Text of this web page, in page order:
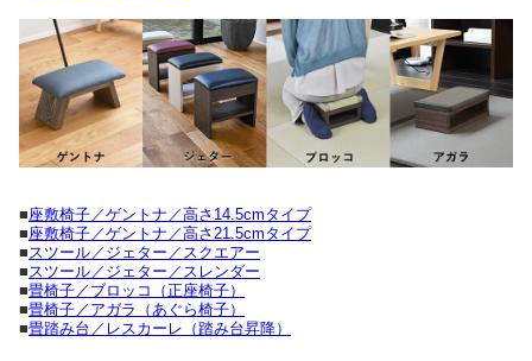
■座敷椅子／ゲントナ／高さ14.5cmタイプ
■座敷椅子／ゲントナ／高さ21.5cmタイプ
■ スツール／ジェター／スクエアー
■ スツール／ジェター／スレンダー
■畳椅子／ブロッコ（正座椅子）
■畳椅子／アガラ（あぐら椅子）
■畳踏み台／レスカーレ（踏み台昇降）